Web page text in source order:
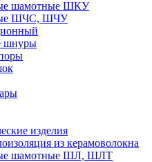
шамотные ШКУ
ШЧС, ШЧУ
шнуры
изделия
из керамоволокна
шамотные ШЛ, ШЛТ